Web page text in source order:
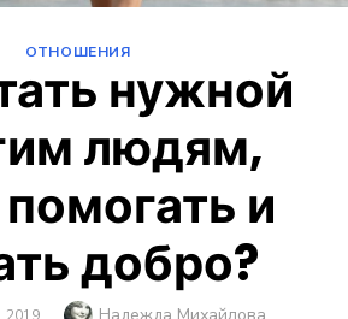
ОТНОШЕНИЯ
нужной
людям,
и
добро?